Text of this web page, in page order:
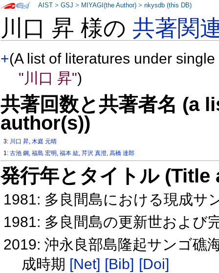
川口 昇 様の共著関
+(A list of literatures under
"川口 昇")
共著回数と共著者名 (a
author(s))
3: 川口 昇,木庭 元晴
1:古池 鋼,福島 宏明 ,福本 紘,芹沢 真澄,高橋 達郎
発行年とタイトル
1981: 多良間島における現成サ
1981: 多良間島の更新世および
2019: 沖永良部島隆起サンゴ礁
成時期 [Net] [Bib] [Doi]
AIST >GSJ > MIYAGI(the Author) >nkysdb (this DB)